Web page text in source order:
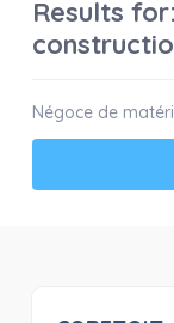
Results for:
Négoce de